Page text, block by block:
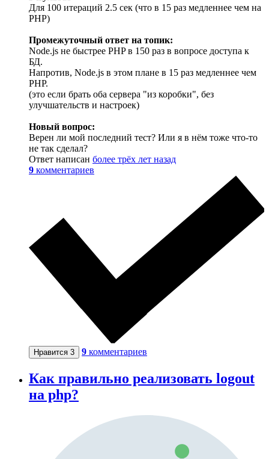
Для 100 итераций 2.5 сек (что в 15 раз медленнее чем на
PHP)
Промежуточный ответ на топик:
Node.js не быстрее PHP в 150 раз в вопросе доступа к
БД.
Напротив, Node.js в этом плане в 15 раз медленнее чем
PHP.
(это если брать оба сервера "из коробки", без
улучшательств и настроек)
Новый вопрос:
Верен ли мой последний тест? Или я в нём тоже что-то
не так сделал?
Ответ написан более трёх лет назад
9 комментариев
Нравится 3 9 комментариев
Как правильно реализовать logout
на php?